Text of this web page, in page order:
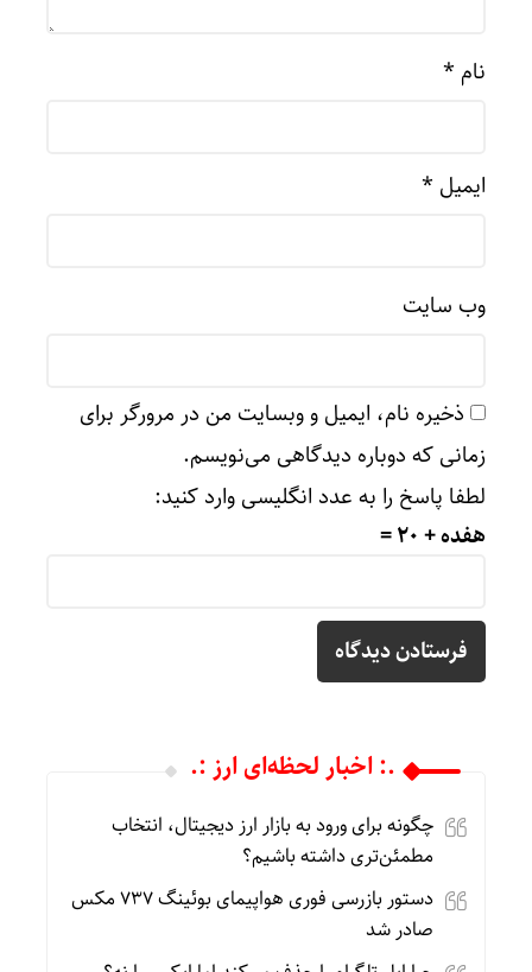
نام *
ایمیل *
وب‌ سایت
ذخیره نام، ایمیل و وبسایت من در مرورگر برای
زمانی که دوباره دیدگاهی می‌نویسم.
لطفا پاسخ را به عدد انگلیسی وارد کنید:
هفده + 20 =
.: اخبار لحظه‌ای ارز :.
چگونه برای ورود به بازار ارز دیجیتال، انتخاب
مطمئن‌تری داشته باشیم؟
دستور بازرسی فوری هواپیمای بوئینگ ۷۳۷ مکس
صادر شد